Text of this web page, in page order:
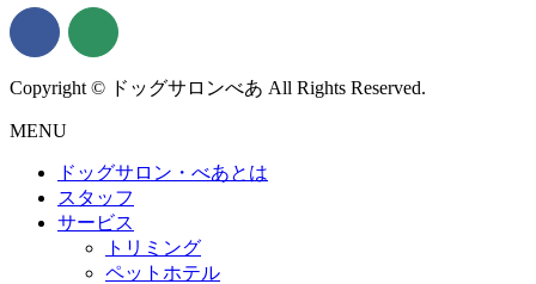
Copyright © ドッグサロンべあ All Rights Reserved.
MENU
ドッグサロン・べあとは
スタッフ
サービス
トリミング
ペットホテル